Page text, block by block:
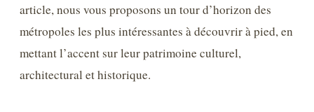
article, nous vous proposons un tour d’horizon des
métropoles les plus intéressantes à découvrir à pied, en
mettant l’accent sur leur patrimoine culturel,
architectural et historique.